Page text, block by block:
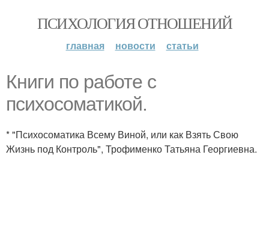
ПСИХОЛОГИЯ ОТНОШЕНИЙ
главная новости статьи
Книги по работе с
психосоматикой.
* "Психосоматика Всему Виной, или как Взять Свою
Жизнь под Контроль", Трофименко Татьяна Георгиевна.